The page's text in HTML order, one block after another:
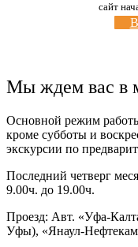
сайт
Мы ждем вас в
Основной режим
кроме субботы и
экскурсии по
Последний четверг
9.00ч. до 19.00ч.
Проезд: Авт. «Уфа-
Уфы), «Янаул-